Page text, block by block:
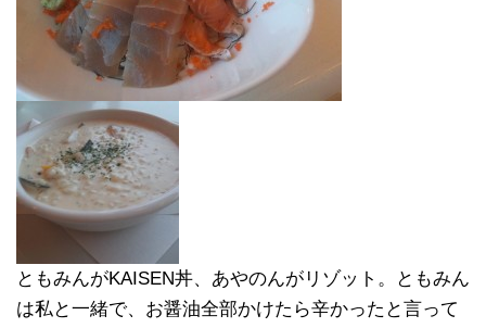
ともみんがKAISEN丼、あやのんがリゾット。ともみん
は私と一緒で、お醤油全部かけたら辛かったと言って